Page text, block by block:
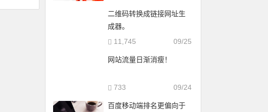
二维码转换成链接网址生
成器。
09/25
11,745
网站流量日渐消瘦！
09/24
733
百度移动端排名更偏向于